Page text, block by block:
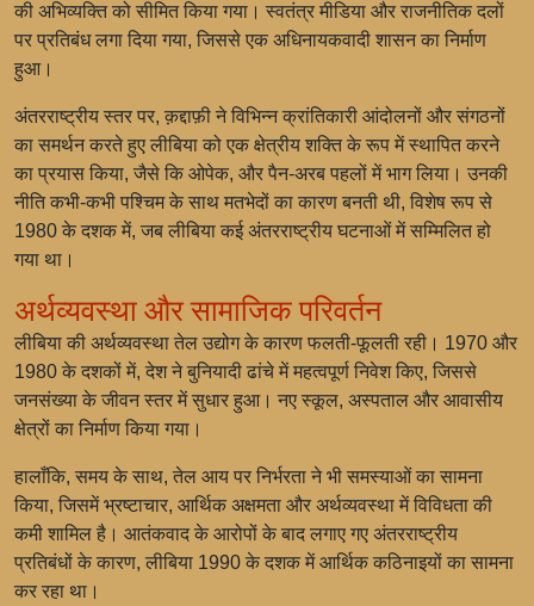
की अभिव्यक्ति को सीमित किया गया। स्वतंत्र मीडिया और राजनीतिक दलों
पर प्रतिबंध लगा दिया गया, जिससे एक अधिनायकवादी शासन का निर्माण
हुआ।
अंतरराष्ट्रीय स्तर पर, क़द्दाफ़ी ने विभिन्न क्रांतिकारी आंदोलनों और संगठनों
का समर्थन करते हुए लीबिया को एक क्षेत्रीय शक्ति के रूप में स्थापित करने
का प्रयास किया, जैसे कि ओपेक, और पैन-अरब पहलों में भाग लिया। उनकी
नीति कभी-कभी पश्चिम के साथ मतभेदों का कारण बनती थी, विशेष रूप से
1980 के दशक में, जब लीबिया कई अंतरराष्ट्रीय घटनाओं में सम्मिलित हो
गया था।
अर्थव्यवस्था और सामाजिक परिवर्तन
लीबिया की अर्थव्यवस्था तेल उद्योग के कारण फलती-फूलती रही। 1970 और
1980 के दशकों में, देश ने बुनियादी ढांचे में महत्वपूर्ण निवेश किए, जिससे
जनसंख्या के जीवन स्तर में सुधार हुआ। नए स्कूल, अस्पताल और आवासीय
क्षेत्रों का निर्माण किया गया।
हालाँकि, समय के साथ, तेल आय पर निर्भरता ने भी समस्याओं का सामना
किया, जिसमें भ्रष्टाचार, आर्थिक अक्षमता और अर्थव्यवस्था में विविधता की
कमी शामिल है। आतंकवाद के आरोपों के बाद लगाए गए अंतरराष्ट्रीय
प्रतिबंधों के कारण, लीबिया 1990 के दशक में आर्थिक कठिनाइयों का सामना
कर रहा था।